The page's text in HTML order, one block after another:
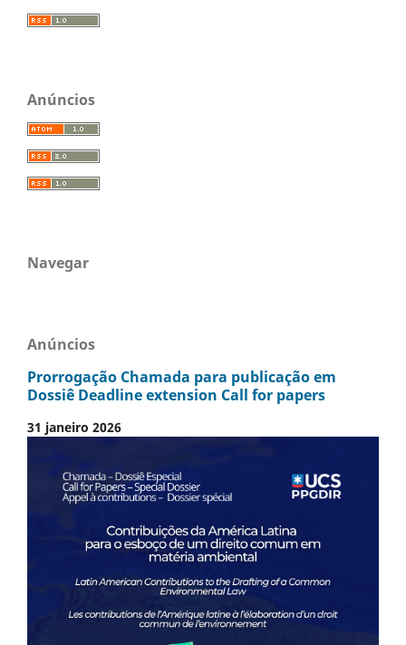
Anúncios
Navegar
Anúncios
Prorrogação Chamada para publicação em
Dossiê Deadline extension Call for papers
31 janeiro 2026